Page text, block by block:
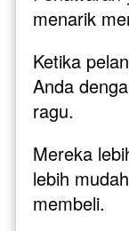
menarik
Ketika
Anda
ragu.
Mereka
lebih
membeli.